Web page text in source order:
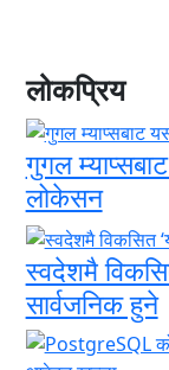
लोकप्रिय
गुगल
लोकेसन
स्वदेशमै
सार्वजनिक हुने